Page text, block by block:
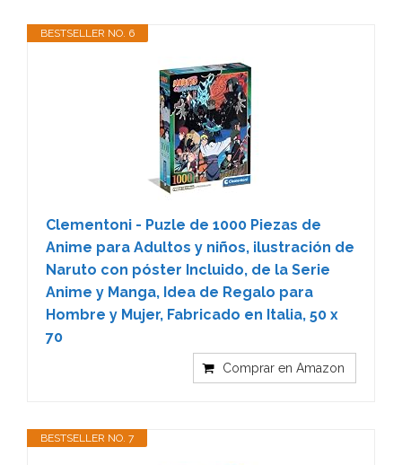
BESTSELLER NO. 6
Clementoni - Puzle de 1000 Piezas de
Anime para Adultos y niños, ilustración de
Naruto con póster Incluido, de la Serie
Anime y Manga, Idea de Regalo para
Hombre y Mujer, Fabricado en Italia, 50 x
70
Comprar en Amazon
BESTSELLER NO. 7